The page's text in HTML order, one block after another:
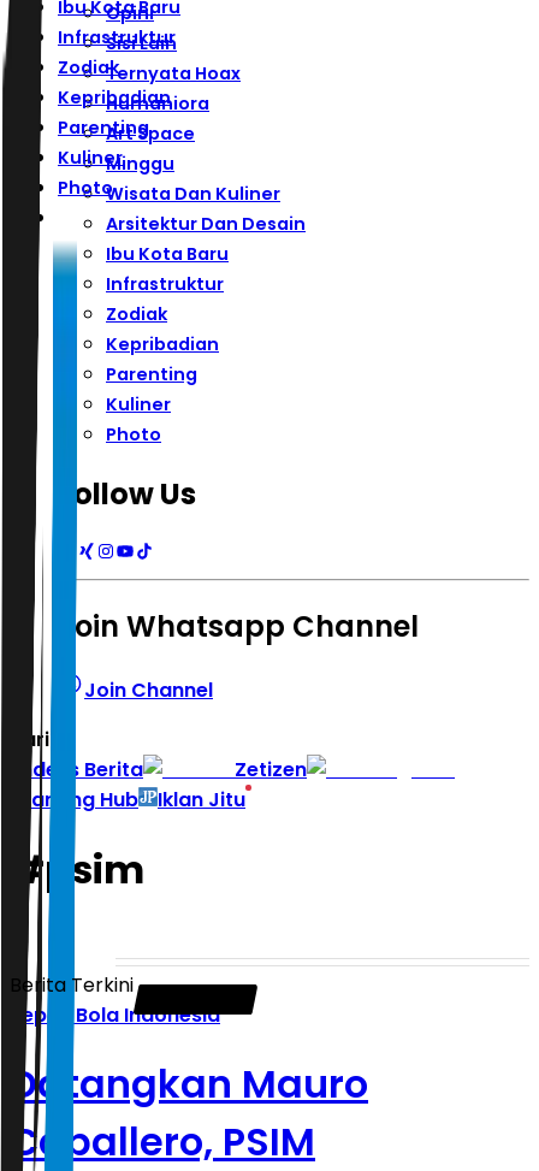
Ibu Kota Baru
Infrastruktur
Zodiak
Kepribadian
Parenting
Kuliner
Photo
Opini
Sisi Lain
Ternyata Hoax
Humaniora
Art Space
Minggu
Wisata Dan Kuliner
Arsitektur Dan Desain
Ibu Kota Baru
Infrastruktur
Zodiak
Kepribadian
Parenting
Kuliner
Photo
Follow Us
Join Whatsapp Channel
Join Channel
Hari ini
Indeks Berita
Zetizen
Learning Hub
Iklan Jitu
#psim
Berita Terkini
Sepak Bola Indonesia
Datangkan Mauro
Caballero, PSIM